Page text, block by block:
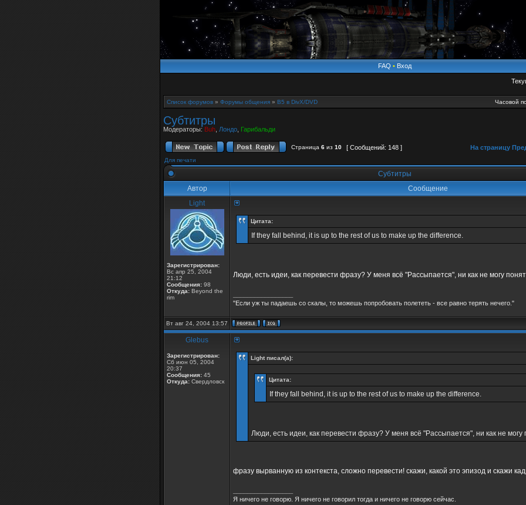
FAQ • Вход
Список форумов » Форумы общения » B5 в DivX/DVD Часовой
Субтитры
Модераторы: Buh Лондо Гарибальди
Страница 6 из 10 [ Сообщений: 148 ] На страницу
Для печати
Субтитры
Автор
Сообщение
Light
Зарегистрирован:
Вс апр 25, 2004
21:12
Сообщения: 98
Откуда: Beyond the
rim
Цитата:
If they fall behind, it is up to the rest of us to make up the difference.
Люди, есть идеи, как перевести фразу? У меня всё "Рассыпается", ни как не могу
"Если уж ты падаешь со скалы, то можешь попробовать полететь - все равно терять нечего."
Вт авг 24, 2004 13:57
Glebus
Зарегистрирован:
Сб июн 05, 2004
20:37
Сообщения: 45
Откуда: Свердловск
Light писал(а):
Цитата:
If they fall behind, it is up to the rest of us to make up the difference.
Люди, есть идеи, как перевести фразу? У меня всё "Рассыпается", ни как не
фразу вырванную из контекста, сложно перевести! скажи, какой это эпизод и скажи
Я ничего не говорю. Я ничего не говорил тогда и ничего не говорю сейчас.